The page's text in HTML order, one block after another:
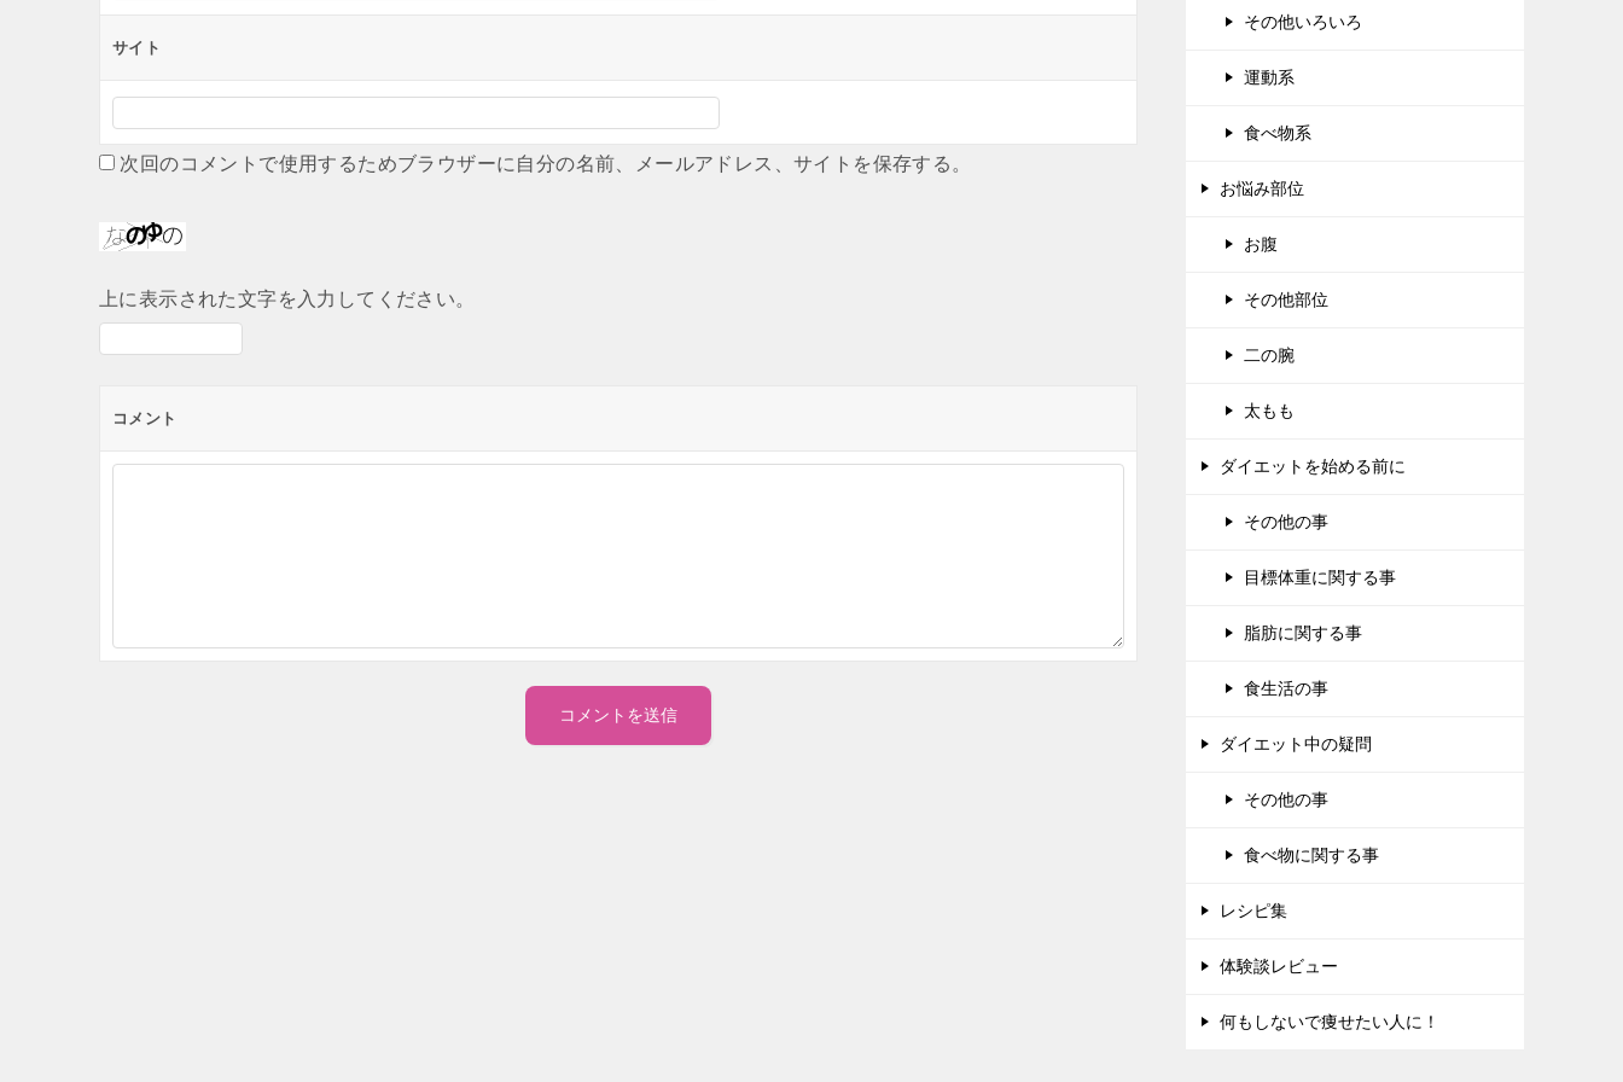
サイト
次回のコメントで使用するためブラウザーに自分の名前、メールアドレス、サイトを保存する。
上に表示された文字を入力してください。
コメント
その他いろいろ
運動系
食べ物系
お悩み部位
お腹
その他部位
二の腕
太もも
ダイエットを始める前に
その他の事
目標体重に関する事
脂肪に関する事
食生活の事
ダイエット中の疑問
その他の事
食べ物に関する事
レシピ集
体験談レビュー
何もしないで痩せたい人に！